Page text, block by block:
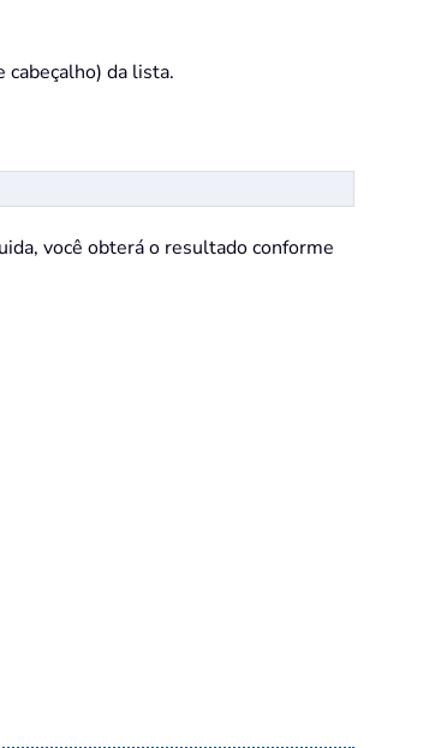
cabeçalho) da lista.
você obterá o resultado conforme